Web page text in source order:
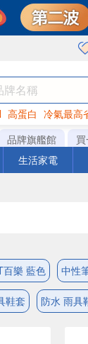
高蛋白 冷氣最高
品牌旗艦館
生活家電
百樂 藍色 中性
鞋套 防水 雨具